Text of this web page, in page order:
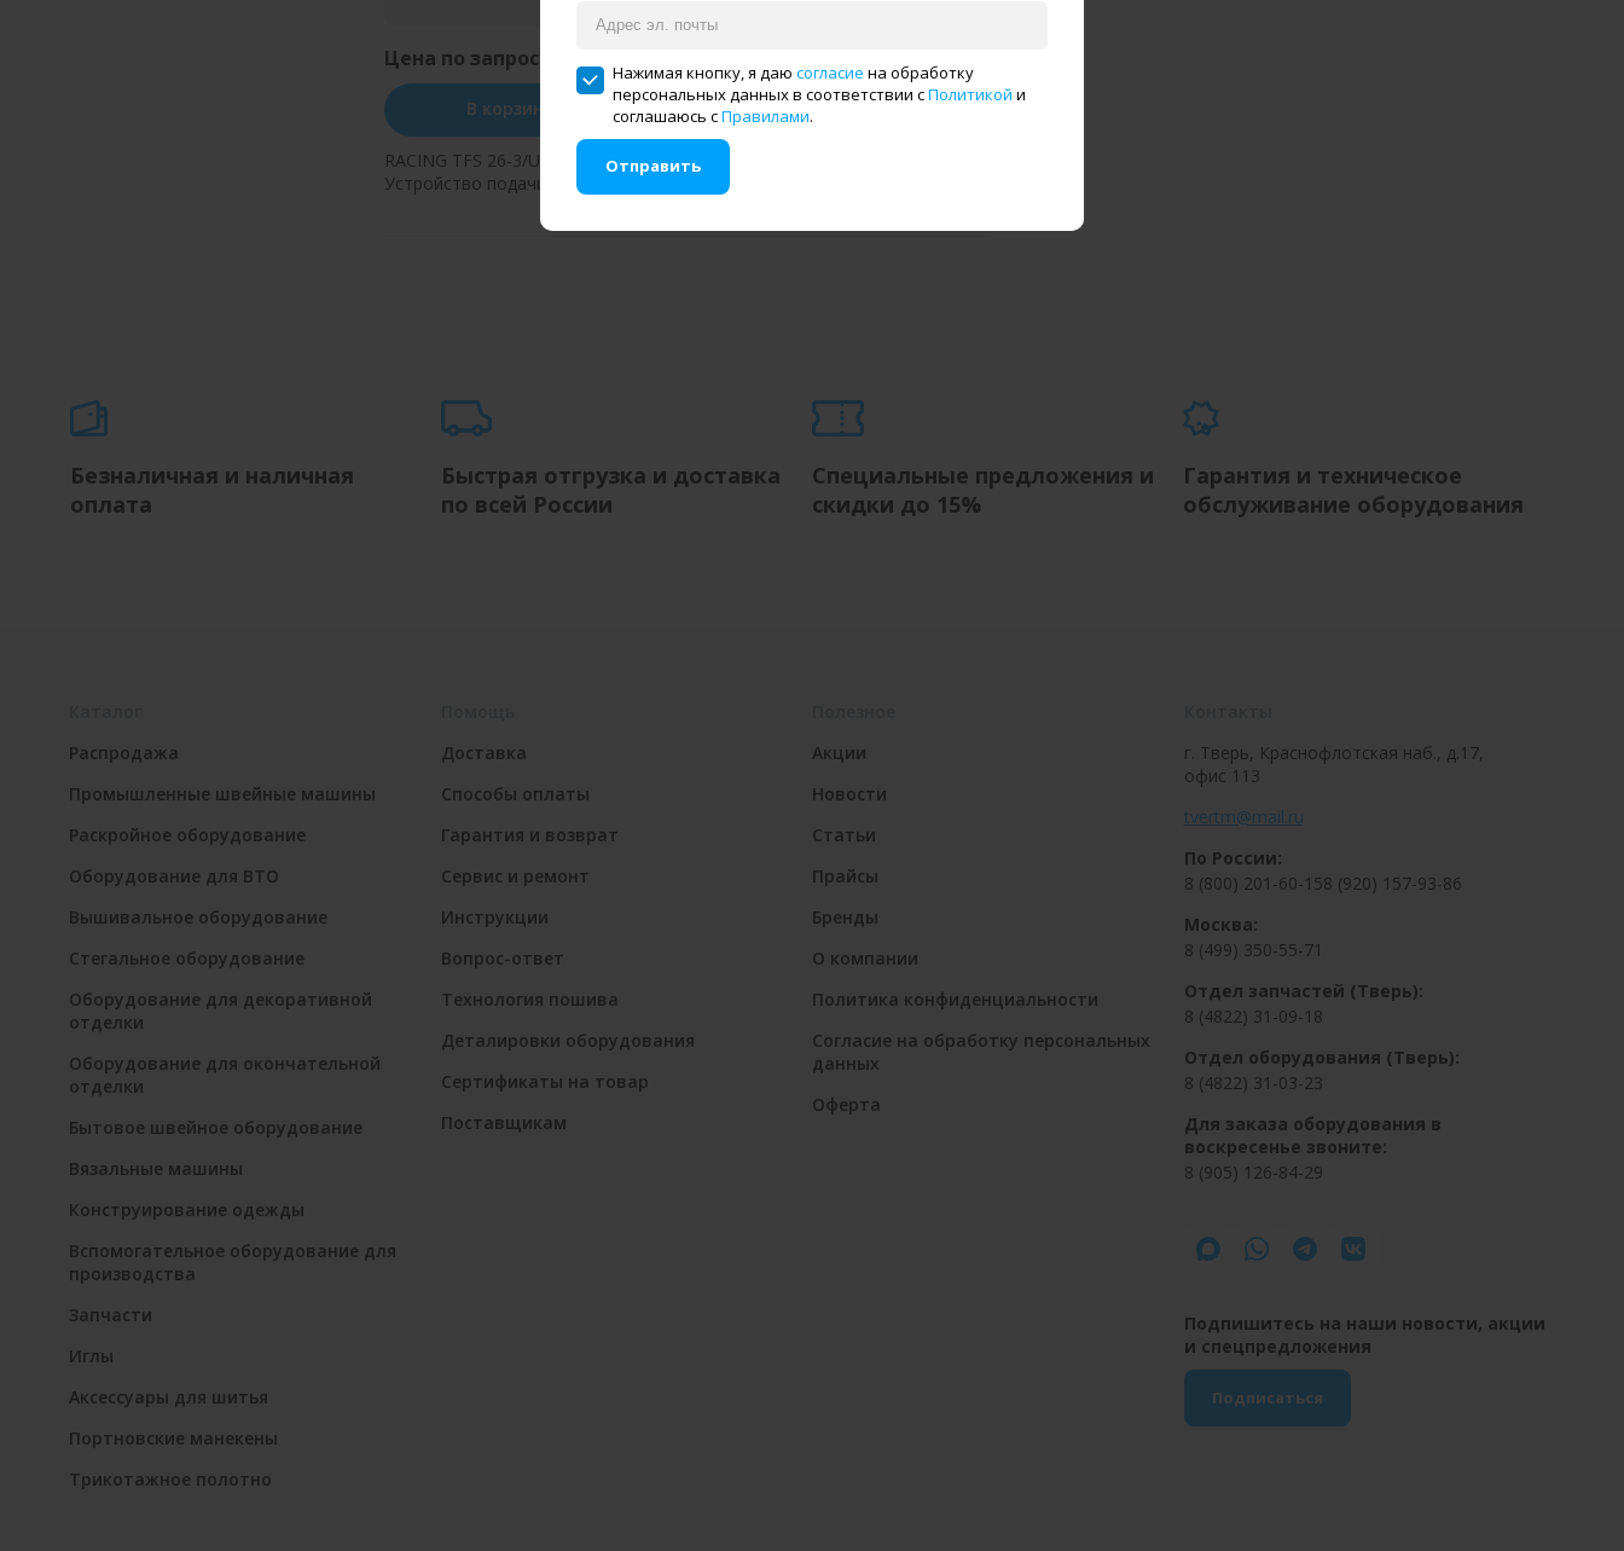
Нажимая кнопку, я даю согласие на обработку
персональных данных в соответствии сПолитикой и
соглашаюсь сПравилами.
Отправить
Цена по запросу
В корзину
RACING TFS 26-3/UT-3
Устройство подачи тесьмы
В корзину
RACING UT-3 для TFU 16-8
Устройство для размотки
Безналичная и наличная
оплата
Быстрая отгрузка и доставка
по всей России
Специальные предложения и
скидки до 15%
Гарантия и техническое
обслуживание оборудования
Распродажа
Промышленные швейные машины
Раскройное оборудование
Оборудование для ВТО
Вышивальное оборудование
Стегальное оборудование
Оборудование для декоративной
отделки
Оборудование для окончательной
отделки
Бытовое швейное оборудование
Вязальные машины
Конструирование одежды
Вспомогательное оборудование для
производства
Запчасти
Иглы
Аксессуары для шитья
Портновские манекены
Трикотажное полотно
Доставка
Способы оплаты
Гарантия и возврат
Сервис и ремонт
Инструкции
Вопрос-ответ
Технология пошива
Деталировки оборудования
Сертификаты на товар
Поставщикам
Акции
Новости
Статьи
Прайсы
Бренды
О компании
Политика конфиденциальности
Согласие на обработку персональных
данных
Оферта
г. Тверь, Краснофлотская наб., д.17,
офис 113
tvertm@mail.ru
По России:
8 (800) 201-60-158 (920) 157-93-86
Москва:
8 (499) 350-55-71
Отдел запчастей (Тверь):
8 (4822) 31-09-18
Отдел оборудования (Тверь):
8 (4822) 31-03-23
Для заказа оборудования в
воскресенье звоните:
8 (905) 126-84-29
Подпишитесь на наши новости, акции
и спецпредложения
Подписаться